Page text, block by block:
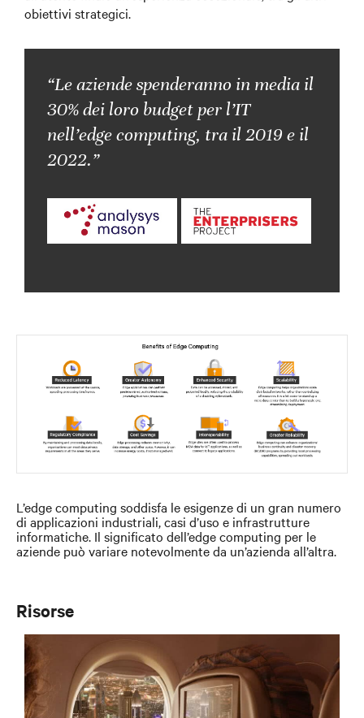
obiettivi strategici.
“Le aziende spenderanno in media il
30% dei loro budget per l’IT
nell’edge computing, tra il 2019 e il
2022.”
L’edge computing soddisfa le esigenze di un gran numero
di applicazioni industriali, casi d’uso e infrastrutture
informatiche. Il significato dell’edge computing per le
aziende può variare notevolmente da un’azienda all’altra.
Risorse